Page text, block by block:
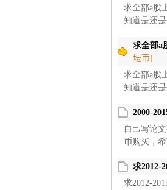
求全部a股
知道是还
求全部a
坛币]
求全部a股
知道是还
2000-
自己写论
币购买，希
求2012-
求2012-